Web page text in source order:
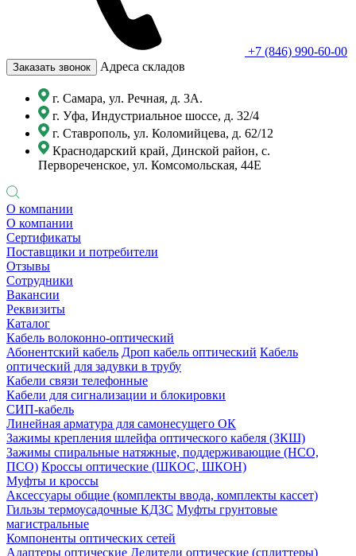
+7 (846) 990-60-00
Заказать звонок Адреса складов
г. Самара, ул. Речная, д. 3А.
г. Уфа, Индустриальное шоссе, д. 32/4
г. Ставрополь, ул. Коломийцева, д. 62/12
Краснодарский край, Динской район, с.
Первореченское, ул. Комсомольская, 44Е
О компании
О компании
Сертификаты
Поставщики и потребители
Отзывы
Сотрудники
Вакансии
Реквизиты
Каталог
Кабель волоконно-оптический
Абонентский кабель Дроп кабель оптический Кабель
оптический для задувки в трубу
Кабели связи телефонные
Кабели для сигнализации и блокировки
СИП-кабель
Линейная арматура для самонесущего ОК
Зажимы крепления шлейфа оптического кабеля (ЗКШ)
Зажимы спиральные натяжные, поддерживающие (НСО,
ПСО) Кроссы оптические (ШКОС, ШКОН)
Муфты и кроссы
Аксессуары общие (комплекты ввода, комплекты кассет)
Гильзы термоусадочные КДЗС Муфты грунтовые
магистральные
Компоненты оптических сетей
Адаптеры оптические Делители оптические (сплиттеры)